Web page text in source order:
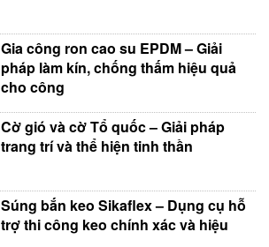
Gia công ron cao su EPDM – Giải
pháp làm kín, chống thấm hiệu quả
cho công
Cờ gió và cờ Tổ quốc – Giải pháp
trang trí và thể hiện tinh thần
Súng bắn keo Sikaflex – Dụng cụ hỗ
trợ thi công keo chính xác và hiệu